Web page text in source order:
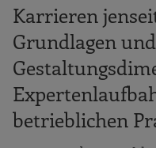
Ziele von
Merkmale
Konzeption
Karrieren
Grundlagen und
betrieblichen